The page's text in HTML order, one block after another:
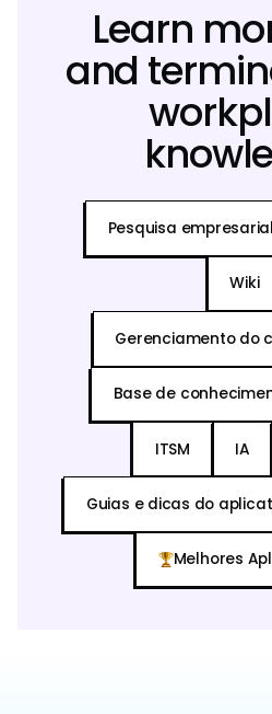
Learn
and
Pesquisa empresarial
Wiki
Gerenciamento do
Base de
ITSM IA
Guias e dicas do
Melhores